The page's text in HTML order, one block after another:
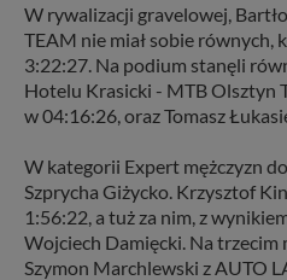
W rywalizacji gravelowej,
TEAM nie miał sobie równych,
3:22:27. Na podium stanęli
Hotelu Krasicki - MTB Olsztyn
w 04:16:26, oraz Tomasz
W kategorii Expert mężczyzn
Szprycha Giżycko. Krzysztof
1:56:22, a tuż za nim, z
Wojciech Damięcki. Na trzecim
Szymon Marchlewski z AUTO